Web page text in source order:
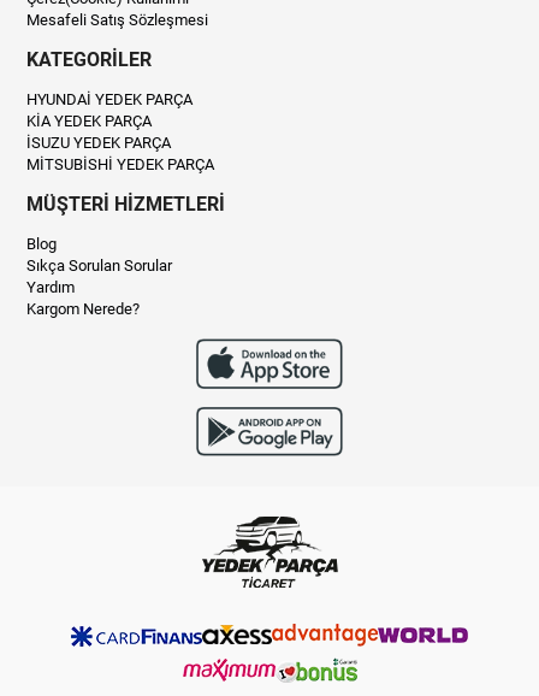
Mesafeli Satış Sözleşmesi
KATEGORİLER
HYUNDAİ YEDEK PARÇA
KİA YEDEK PARÇA
İSUZU YEDEK PARÇA
MİTSUBİSHİ YEDEK PARÇA
MÜŞTERİ HİZMETLERİ
Blog
Sıkça Sorulan Sorular
Yardım
Kargom Nerede?